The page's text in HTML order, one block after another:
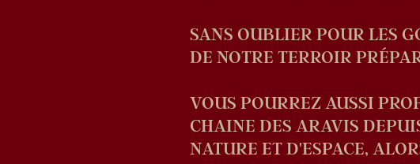
SANS OUBLIER POUR LES
DE NOTRE TERROIR
VOUS POURREZ AUSSI
CHAINE DES ARAVIS
NATURE ET D'ESPACE,